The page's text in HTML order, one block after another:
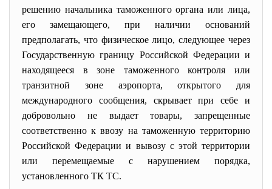
решению начальника таможенного органа или лица,
его замещающего, при наличии оснований
предполагать, что физическое лицо, следующее через
Государственную границу Российской Федерации и
находящееся в зоне таможенного контроля или
транзитной зоне аэропорта, открытого для
международного сообщения, скрывает при себе и
добровольно не выдает товары, запрещенные
соответственно к ввозу на таможенную территорию
Российской Федерации и вывозу с этой территории
или перемещаемые с нарушением порядка,
установленного ТК ТС.